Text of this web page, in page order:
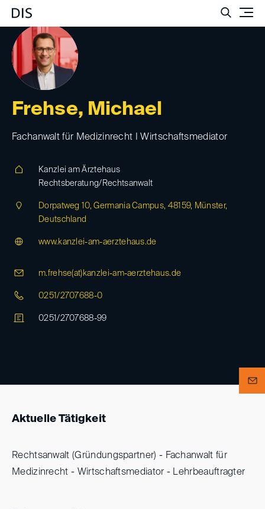
Frehse, Michael
Fachanwalt für Medizinrecht I Wirtschaftsmediator
Kanzlei am Ärztehaus
Rechtsberatung/Rechtsanwalt
Dorpatweg 10, Germania Campus, 48159, Münster,
Deutschland
www.kanzlei-am-aerztehaus.de
m.frehse(at) kanzlei-am-aerztehaus.de
0251/2707688-0
0251/2707688-99
Aktuelle Tätigkeit
Rechtsanwalt (Gründungspartner) - Fachanwalt für
Medizinrecht - Wirtschaftsmediator - Lehrbeauftragter